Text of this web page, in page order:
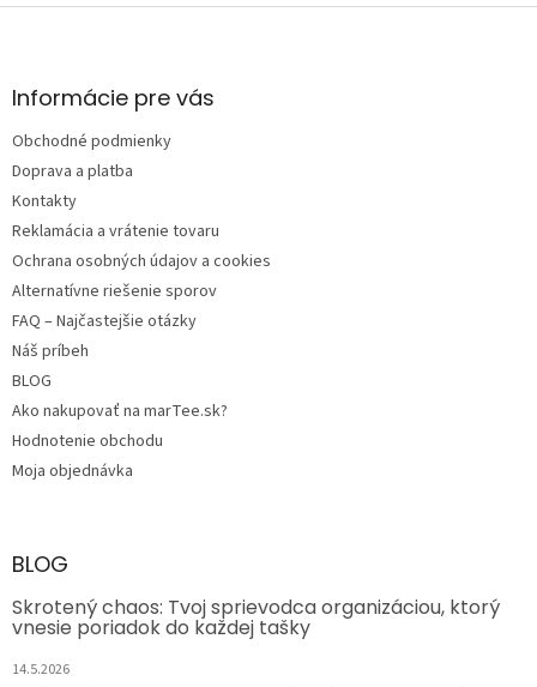
Z
ä
e
Informácie pre vás
Obchodné podmienky
Doprava a platba
Kontakty
Reklamácia a vrátenie tovaru
Ochrana osobných údajov a cookies
Alternatívne riešenie sporov
FAQ – Najčastejšie otázky
Náš príbeh
BLOG
Ako nakupovať na marTee.sk?
Hodnotenie obchodu
Moja objednávka
BLOG
Skrotený chaos: Tvoj sprievodca organizáciou, ktorý
vnesie poriadok do každej tašky
14.5.2026